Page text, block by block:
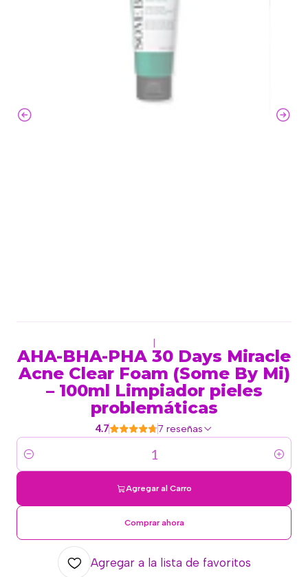
AHA-BHA-PHA 30 Days Miracle
Acne Clear Foam (Some By Mi)
– 100ml Limpiador pieles
problemáticas
4.7 7 reseñas
Cantidad
Agregar al Carro
Comprar ahora
Agregar a la lista de favoritos